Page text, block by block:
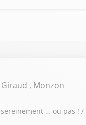
, Monzon
… ou pas ! /